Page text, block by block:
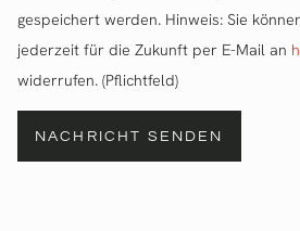
gespeichert werden. Hinweis: Sie
jederzeit für die Zukunft per E-Mail an
widerrufen. (Pflichtfeld)
NACHRICHT SENDEN